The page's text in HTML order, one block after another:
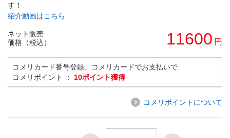
す！
紹介動画はこちら
ネット販売
価格（税込）
11600 円
コメリカード番号登録、コメリカードでお支払いで
コメリポイント ： 10ポイント獲得
コメリポイントについて